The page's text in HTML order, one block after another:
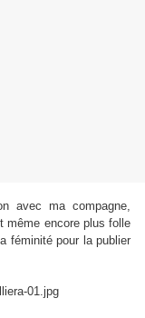
avec ma compagne,
même encore plus folle
féminité pour la publier